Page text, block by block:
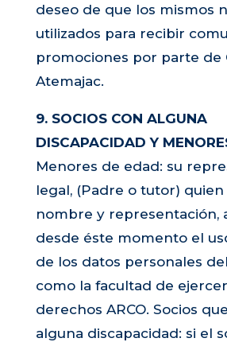
deseo de que los mismos
utilizados para recibir
promociones por parte de
Atemajac.
9. SOCIOS CON ALGUNA
DISCAPACIDAD Y
Menores de edad: su
legal, (Padre o tutor) quien
nombre y representación,
desde éste momento el
de los datos personales
como la facultad de
derechos ARCO. Socios
alguna discapacidad: si el